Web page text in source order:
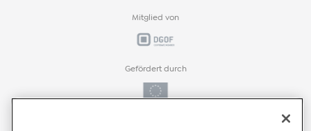
Mitglied von
Gefördert durch